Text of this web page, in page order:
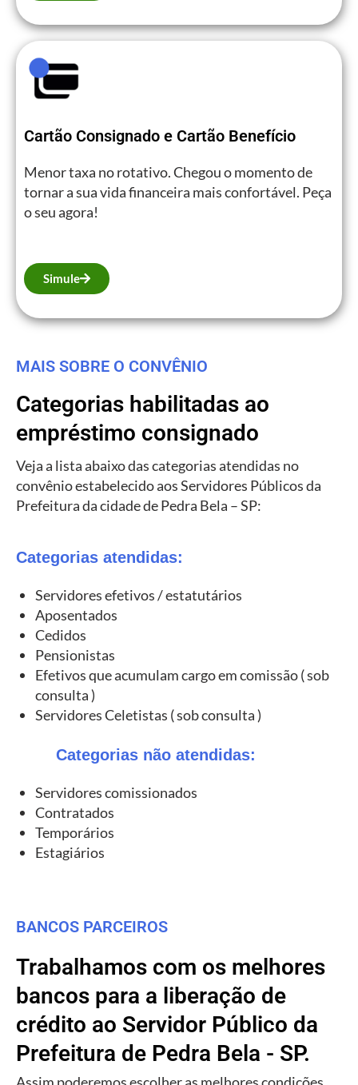
Cartão Consignado e Cartão Benefício
Menor taxa no rotativo. Chegou o momento de
tornar a sua vida financeira mais confortável. Peça
o seu agora!
Simule
MAIS SOBRE O CONVÊNIO
Categorias habilitadas ao
empréstimo consignado
Veja a lista abaixo das categorias atendidas no
convênio estabelecido aos Servidores Públicos da
Prefeitura da cidade de Pedra Bela – SP:
Categorias atendidas:
Servidores efetivos / estatutários
Aposentados
Cedidos
Pensionistas
Efetivos que acumulam cargo em comissão ( sob
consulta )
Servidores Celetistas ( sob consulta )
Categorias não atendidas:
Servidores comissionados
Contratados
Temporários
Estagiários
BANCOS PARCEIROS
Trabalhamos com os melhores
bancos para a liberação de
crédito ao Servidor Público da
Prefeitura de Pedra Bela - SP.